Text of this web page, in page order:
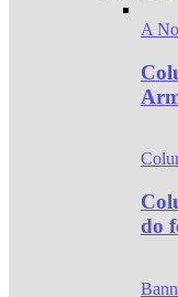
A
do